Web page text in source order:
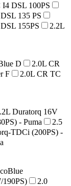
DSL 100PS
135 PS
155PS
2.2L
D
2.0L CR
F
2.0L CR TC
Duratorq 16V
- Puma
2.5
TDCi (200PS) -
190PS)
2.0